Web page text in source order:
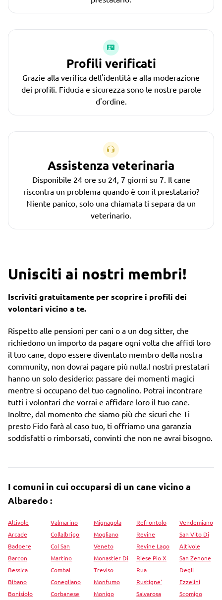
Profili verificati
Grazie alla verifica dell'identità e alla moderazione
dei profili. Fiducia e sicurezza sono le nostre parole
d'ordine.
Assistenza veterinaria
Disponibile 24 ore su 24, 7 giorni su 7. Il cane
riscontra un problema quando è con il prestatario?
Niente panico, solo una chiamata ti separa da un
veterinario.
Unisciti ai nostri membri!
Iscriviti gratuitamente per scoprire i profili dei
volontari vicino a te.
Rispetto alle pensioni per cani o a un dog sitter, che
richiedono un importo da pagare ogni volta che affidi loro
il tuo cane, dopo essere diventato membro della nostra
community, non dovrai pagare più nulla.I nostri prestatari
hanno un solo desiderio: passare dei momenti magici
mentre si occupano del tuo cagnolino. Potrai incontrare
tutti i volontari che vorrai e affidare loro il tuo cane.
Inoltre, dal momento che siamo più che sicuri che Ti
presto Fido farà al caso tuo, ti offriamo una garanzia
soddisfatti o rimborsati, convinti che non ne avrai bisogno.
I comuni in cui occuparsi di un cane vicino a
Albaredo :
Altivole
Arcade
Badoere
Barcon
Bessica
Bibano
Bonisiolo
Valmarino
Collalbrigo
Col San
Martino
Combai
Conegliano
Corbanese
Mignagola
Mogliano
Veneto
Monastier Di
Treviso
Monfumo
Monigo
Refrontolo
Revine
Revine Lago
Riese Pio X
Rua
Rustigne'
Salvarosa
Vendemiano
San Vito Di
Altivole
San Zenone
Degli
Ezzelini
Scomigo